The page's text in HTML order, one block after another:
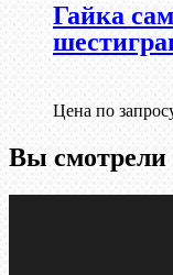
Гайка
Цена по
Вы смотрели